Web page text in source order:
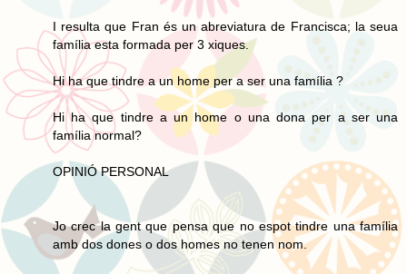
I resulta que Fran és un abreviatura de Francisca; la seua
família esta formada per 3 xiques.
Hi ha que tindre a un home per a ser una família ?
Hi ha que tindre a un home o una dona per a ser una
família normal?
OPINIÓ PERSONAL
Jo crec la gent que pensa que no espot tindre una família
amb dos dones o dos homes no tenen nom.